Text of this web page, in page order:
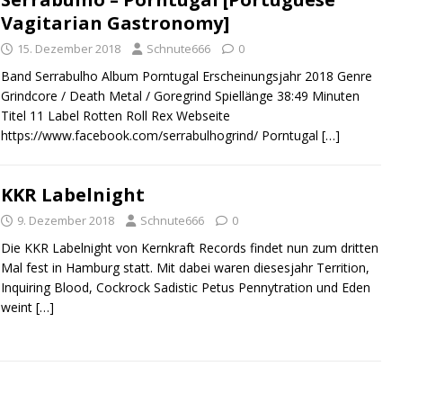
Vagitarian Gastronomy]
15. Dezember 2018 Schnute666 0
Band Serrabulho Album Porntugal Erscheinungsjahr 2018 Genre
Grindcore / Death Metal / Goregrind Spiellänge 38:49 Minuten
Titel 11 Label Rotten Roll Rex Webseite
https://www.facebook.com/serrabulhogrind/ Porntugal […]
KKR Labelnight
9. Dezember 2018 Schnute666 0
Die KKR Labelnight von Kernkraft Records findet nun zum dritten
Mal fest in Hamburg statt. Mit dabei waren diesesjahr Territion,
Inquiring Blood, Cockrock Sadistic Petus Pennytration und Eden
weint […]